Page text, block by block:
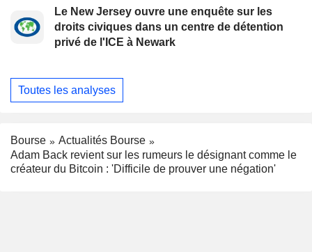
Le New Jersey ouvre une enquête sur les
droits civiques dans un centre de détention
privé de l'ICE à Newark
Toutes les analyses
Bourse
Actualités Bourse
Adam Back revient sur les rumeurs le désignant comme le
créateur du Bitcoin : 'Difficile de prouver une négation'